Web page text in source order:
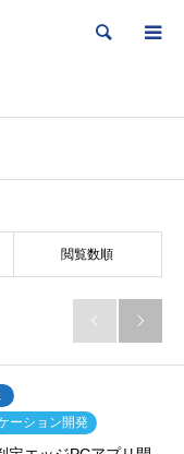
検索
閲覧数順
 
ーション開発